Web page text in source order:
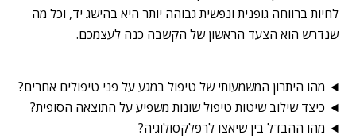
לחיות ברווחה גופנית ונפשית גבוהה יותר היא בהישג יד, וכל מה
שנדרש הוא הצעד הראשון של הקשבה כנה לעצמכם.
מהו היתרון המשמעותי של טיפול במגע על פני טיפולים אחרים?
כיצד שילוב שיטות טיפול שונות משפיע על התוצאה הסופית?
מהו ההבדל בין שיאצו לרפלקסולוגיה?